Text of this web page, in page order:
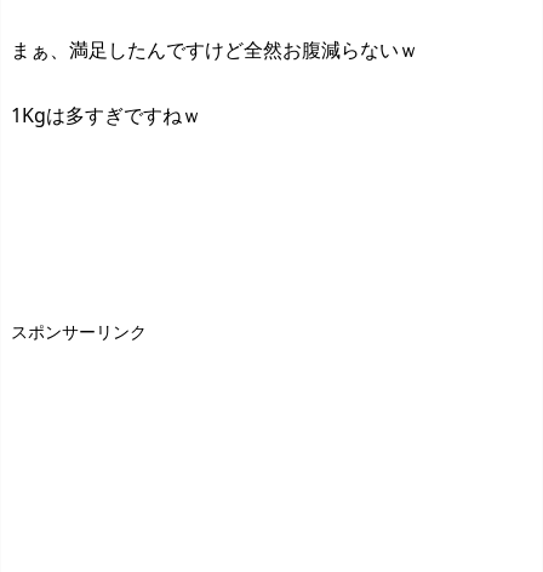
まぁ、満足したんですけど全然お腹減らないｗ
1Kgは多すぎですねｗ
スポンサーリンク